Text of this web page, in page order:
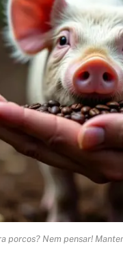
porcos? Nem pensar!